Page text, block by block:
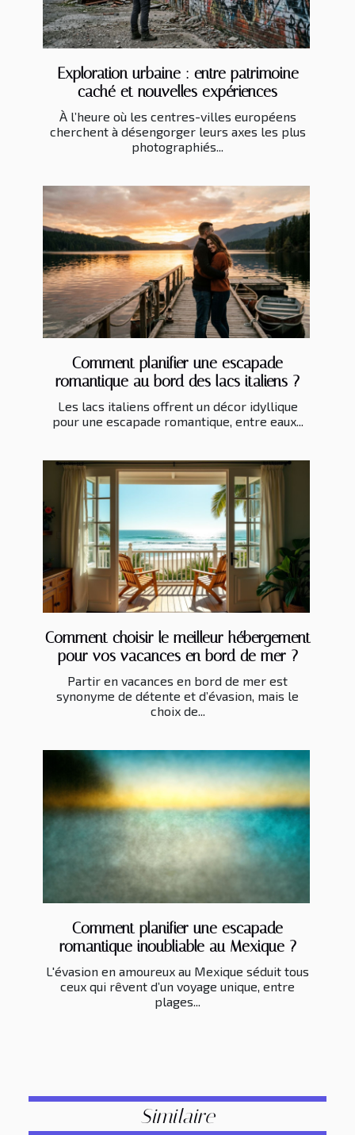
Exploration urbaine : entre patrimoine
caché et nouvelles expériences
À l’heure où les centres-villes européens
cherchent à désengorger leurs axes les plus
photographiés...
Comment planifier une escapade
romantique au bord des lacs italiens ?
Les lacs italiens offrent un décor idyllique
pour une escapade romantique, entre eaux...
Comment choisir le meilleur hébergement
pour vos vacances en bord de mer ?
Partir en vacances en bord de mer est
synonyme de détente et d’évasion, mais le
choix de...
Comment planifier une escapade
romantique inoubliable au Mexique ?
L'évasion en amoureux au Mexique séduit tous
ceux qui rêvent d’un voyage unique, entre
plages...
Similaire